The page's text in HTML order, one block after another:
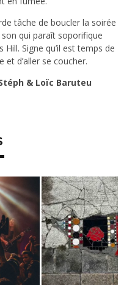
tâche de boucler la soirée
qui paraît soporifique
Signe qu’il est temps de
d’aller se coucher.
& Loïc Baruteu